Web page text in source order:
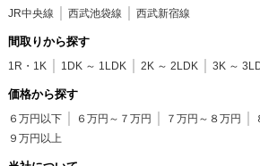
JR中央線 西武池袋線 西武新宿線
間取りから探す
1R・1K 1DK ～ 1LDK 2K ～ 2LDK 3K ～
価格から探す
６万円以下 ６万円～７万円 ７万円～８万円
９万円以上